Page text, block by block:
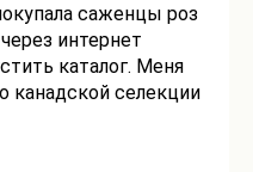
саженцы роз
интернет
каталог. Меня
канадской селекции